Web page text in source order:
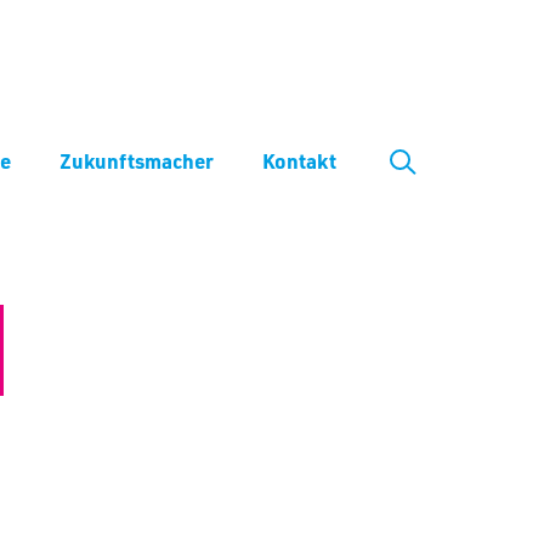
Zukunftsmacher Kontakt